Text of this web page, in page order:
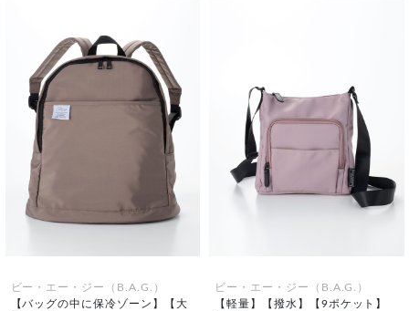
ビー・エー・ジー（B.A.G.）
【バッグの中に保冷ゾーン】【大
ビー・エー・ジー（B.A.G.）
【軽量】【撥水】【9ポケット】